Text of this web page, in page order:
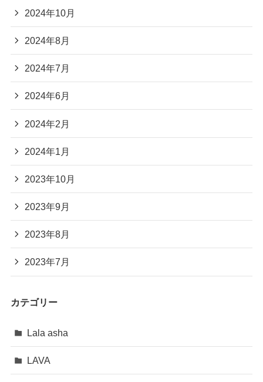
2024年10月
2024年8月
2024年7月
2024年6月
2024年2月
2024年1月
2023年10月
2023年9月
2023年8月
2023年7月
カテゴリー
Lala asha
LAVA